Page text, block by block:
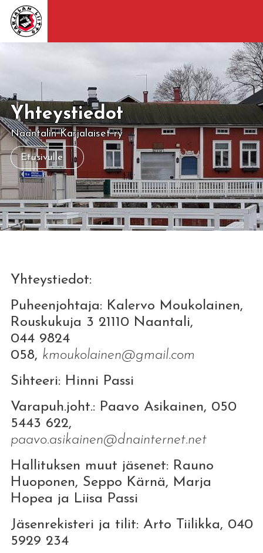
Yhteystiedot
Naantalin Karjalaiset ry
Etusivulle
Yhteystiedot:
Puheenjohtaja: Kalervo Moukolainen,
Rouskukuja 3 21110 Naantali,
044 9824
058, kmoukolainen@gmail.com
Sihteeri: Hinni Passi
Varapuh.joht.: Paavo Asikainen, 050
5443 622,
paavo.asikainen@dnainternet.net
Hallituksen muut jäsenet: Rauno
Huoponen, Seppo Kärnä, Marja
Hopea ja Liisa Passi
Jäsenrekisteri ja tilit: Arto Tiilikka, 040
5929 234